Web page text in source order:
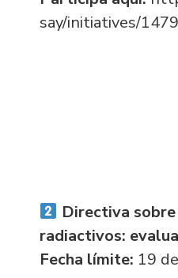
say/initiatives/
Directiva
radiactivos:
Fecha límite: 19